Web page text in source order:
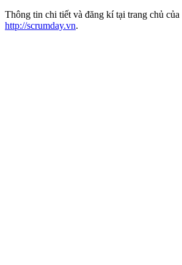
Thông tin chi tiết và đăng kí tại trang chủ
http://scrumday.vn.